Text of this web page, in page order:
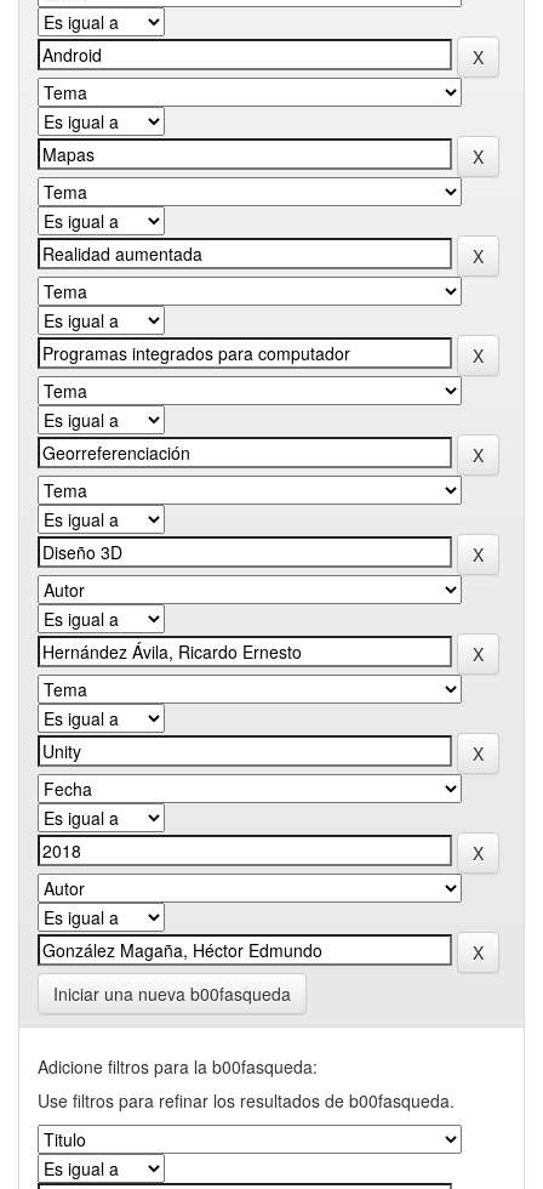
Iniciar una nueva b00fasqueda
Adicione filtros para la b00fasqueda:
Use filtros para refinar los resultados de b00fasqueda.